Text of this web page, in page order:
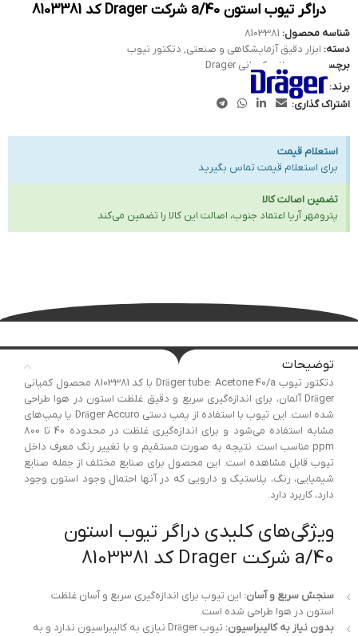
دراگر تیوب استون 40/a شرکت Drager کد 8103381
شناسه محصول: 8103381
دسته: ابزار دقیق آزمایشگاهی و صنعتی, دتکتور تیوب
برچسب:
محصولات کمپانی Drager
برند:
اشتراک گذاری:
استعلام قیمت
برای استعلام قیمت تماس بگیرید
تضمین اصالت کالا
پترومهر آریا اعتماد جنوب، اصالت این کالا را تضمین می‌کند
توضیحات
دتکتور تیوب Dräger tube: Acetone 40/a با کد 8103381 محصول کمپانی
Dräger آلمان، برای اندازه‌گیری سریع و دقیق غلظت استون در هوا طراحی
شده است. این تیوب با استفاده از پمپ دستی Dräger Accuro یا پمپ‌های
مشابه استفاده می‌شود و برای اندازه‌گیری غلظت در محدوده 40 تا 800
ppm مناسب است. نتیجه به صورت مستقیم و با تغییر رنگ معرف داخل
تیوب قابل مشاهده است. این محصول برای صنایع مختلف از جمله صنایع
شیمیایی، رنگ، پلاستیک و دارویی که در آنها احتمال وجود استون وجود
دارد، کاربرد دارد.
ویژگی‌های کلیدی دراگر تیوب استون
40/a شرکت Drager کد 8103381
سنجش سریع و آسان: این تیوب برای اندازه‌گیری سریع و آسان غلظت
استون در هوا طراحی شده است.
بدون نیاز به کالیبراسیون:
تیوب Dräger نیازی به کالیبراسیون ندارد و به